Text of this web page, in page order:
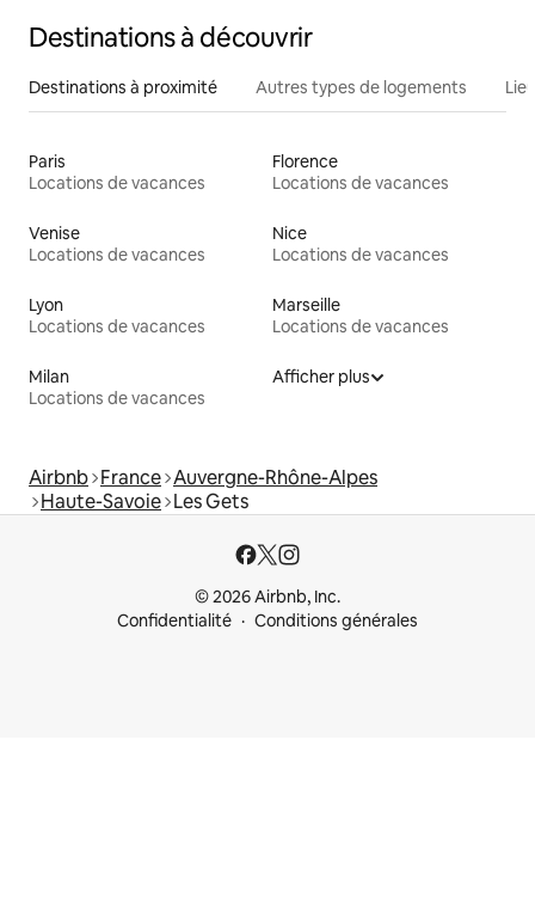
Destinations à découvrir
Destinations à proximité Autres types de logements
Paris
Locations de vacances
Florence
Locations de vacances
Venise
Locations de vacances
Nice
Locations de vacances
Lyon
Locations de vacances
Marseille
Locations de vacances
Milan
Locations de vacances
Afficher plus
Airbnb France Auvergne-Rhône-Alpes
Haute-Savoie Les Gets
© 2026 Airbnb, Inc.
Confidentialité
Conditions générales